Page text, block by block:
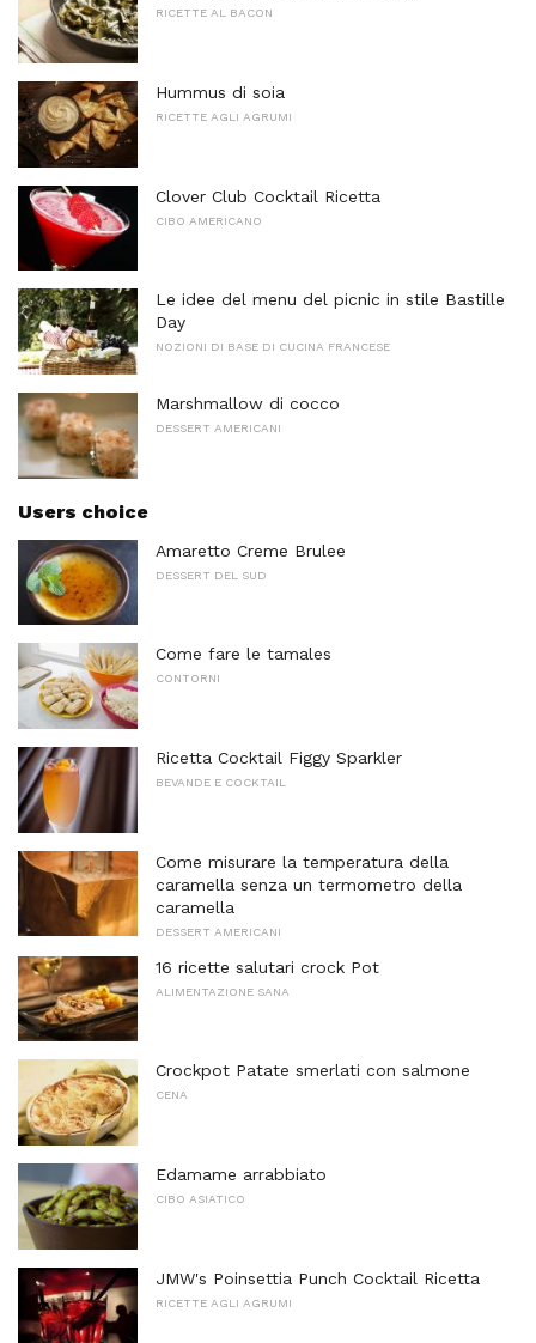
RICETTE AL BACON
Hummus di soia
RICETTE AGLI AGRUMI
Clover Club Cocktail Ricetta
CIBO AMERICANO
Le idee del menu del picnic in stile Bastille
Day
NOZIONI DI BASE DI CUCINA FRANCESE
Marshmallow di cocco
DESSERT AMERICANI
Users choice
Amaretto Creme Brulee
DESSERT DEL SUD
Come fare le tamales
CONTORNI
Ricetta Cocktail Figgy Sparkler
BEVANDE E COCKTAIL
Come misurare la temperatura della
caramella senza un termometro della
caramella
DESSERT AMERICANI
16 ricette salutari crock Pot
ALIMENTAZIONE SANA
Crockpot Patate smerlati con salmone
CENA
Edamame arrabbiato
CIBO ASIATICO
JMW's Poinsettia Punch Cocktail Ricetta
RICETTE AGLI AGRUMI